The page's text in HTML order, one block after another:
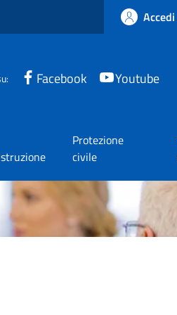
Facebook Youtube
Protezione
civile